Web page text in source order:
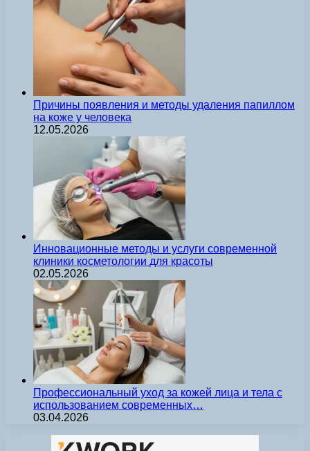
Причины появления и методы удаления папиллом
на коже у человека
12.05.2026
Инновационные методы и услуги современной
клиники косметологии для красоты
02.05.2026
Профессиональный уход за кожей лица и тела с
использованием современных…
03.04.2026